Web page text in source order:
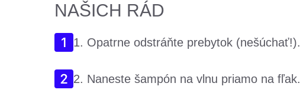
NAŠICH RÁD
1. Opatrne odstráňte prebytok (nešúchať!).
2. Naneste šampón na vlnu priamo na fľak.